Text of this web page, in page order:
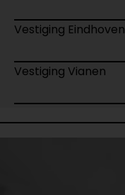
Vestiging Eindhoven
Vestiging Vianen